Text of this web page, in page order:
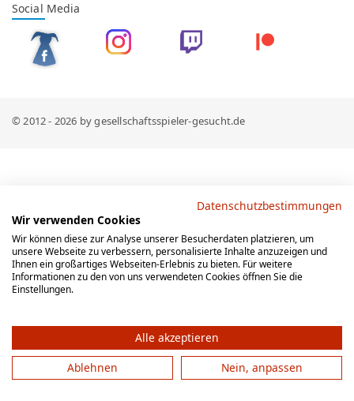
Social Media
© 2012 - 2026 by gesellschaftsspieler-gesucht.de
Datenschutzbestimmungen
Wir verwenden Cookies
Wir können diese zur Analyse unserer Besucherdaten platzieren, um
unsere Webseite zu verbessern, personalisierte Inhalte anzuzeigen und
Ihnen ein großartiges Webseiten-Erlebnis zu bieten. Für weitere
Informationen zu den von uns verwendeten Cookies öffnen Sie die
Einstellungen.
Alle akzeptieren
Ablehnen
Nein, anpassen